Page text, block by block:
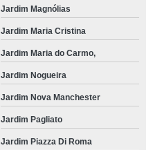
Jardim Magnólias
Jardim Maria Cristina
Jardim Maria do Carmo,
Jardim Nogueira
Jardim Nova Manchester
Jardim Pagliato
Jardim Piazza Di Roma